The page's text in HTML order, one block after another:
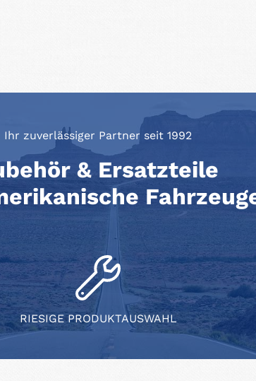
Ihr zuverlässiger Partner seit 1992
& Ersatzteile
RIESIGE PRODUKTAUSWAHL